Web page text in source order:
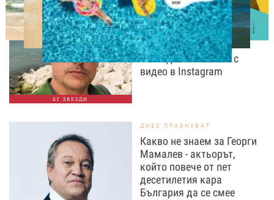
БГ ЗВЕЗДИ
ИЗВЕСТНИ
„Не бъдете скромни, а
пищни“: Владимир
Карамазов разсмя
последователите си с
видео в Instagram
ДНЕС ПРАЗНУВАТ
Какво не знаем за Георги
Мамалев - актьорът,
който повече от пет
десетилетия кара
България да се смее